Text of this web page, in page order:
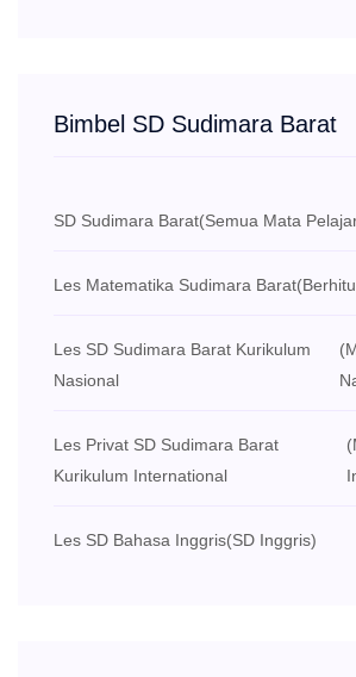
Bimbel SD Sudimara Barat
SD Sudimara Barat(Semua Mata
Les Matematika Sudimara Barat
Les SD Sudimara Barat Kurikulum
Nasional
Les Privat SD Sudimara Barat
Kurikulum International
Les SD Bahasa Inggris(SD Inggris)